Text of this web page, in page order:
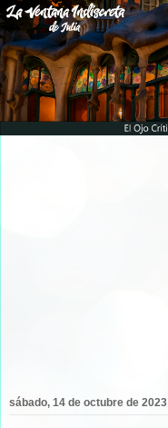
sábado, 14 de octubre de 2023